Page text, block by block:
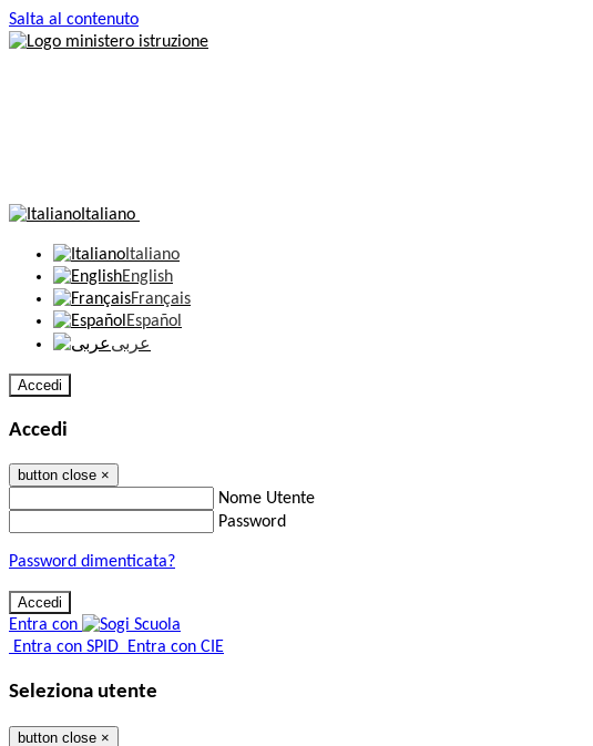
Salta al contenuto
Italiano
Italiano
English
Français
Español
عربى
Accedi
Accedi
button close ×
Nome Utente
Password
Password dimenticata?
Entra con
Entra con SPID Entra con CIE
Seleziona utente
button close ×